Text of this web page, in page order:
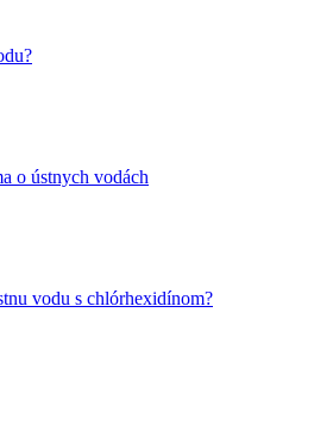
o ústnych vodách
vodu s chlórhexidínom?